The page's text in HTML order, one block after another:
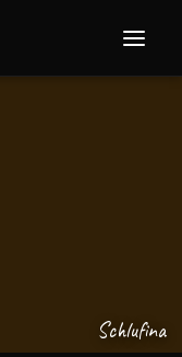
Schlufina